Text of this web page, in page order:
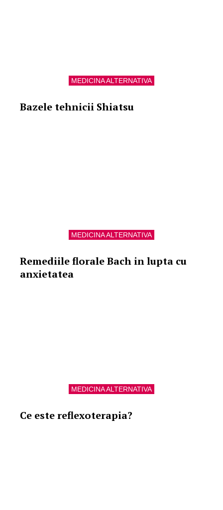
MEDICINA ALTERNATIVA
Bazele tehnicii Shiatsu
MEDICINA ALTERNATIVA
Remediile florale Bach in lupta cu
anxietatea
MEDICINA ALTERNATIVA
Ce este reflexoterapia?